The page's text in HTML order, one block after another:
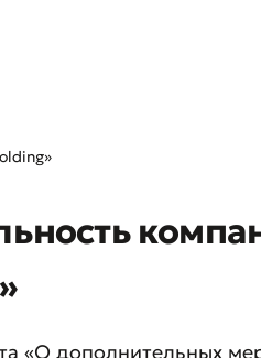
«О дополнительных